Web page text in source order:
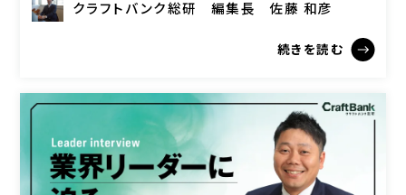
クラフトバンク総研 編集長 佐藤 和彦
続きを読む